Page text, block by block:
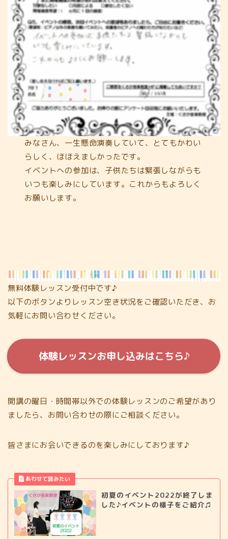
みなさん、一生懸命演奏していて、とてもかわい
らしく、ほほえましかったです。
イベントへの参加は、子供たちは緊張しながらも
いつも楽しみにしています。これからもよろしく
お願いします。
無料体験レッスン受付中です♪
以下のボタンよりレッスン空き状況をご確認いただき、お
気軽にお問い合わせください。
体験レッスンお申し込みはこちら♪
開講の曜日・時間帯以外での体験レッスンのご希望があり
ましたら、お問い合わせの際にご相談ください。
皆さまにお会いできるのを楽しみにしております♪
初夏のイベント2022が終了しま
した♪イベントの様子をご紹介♫